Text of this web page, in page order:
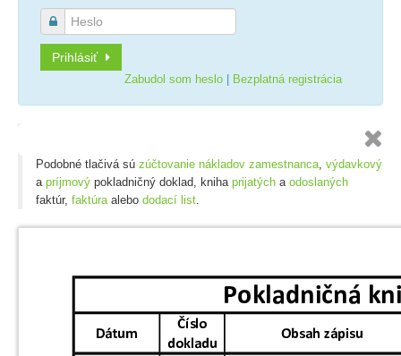

Prihlásiť
Zabudol som heslo Bezplatná registrácia

Podobné tlačivá sú zúčtovanie nákladov zamestnanca, výdavkový
a príjmový pokladničný doklad, kniha prijatých a odoslaných
faktúr, faktúraalebo dodací list.